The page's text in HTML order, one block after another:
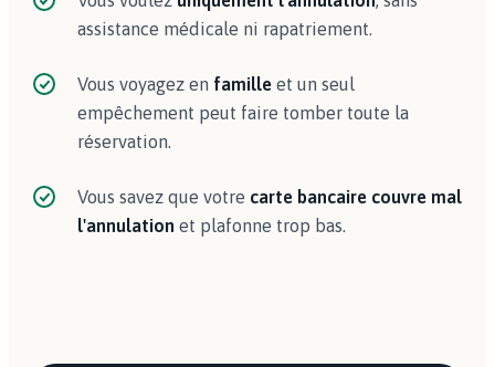
assistance médicale ni rapatriement.
Vous voyagez en famille et un seul
empêchement peut faire tomber toute la
réservation.
Vous savez que votre carte bancaire couvre mal
l'annulation et plafonne trop bas.